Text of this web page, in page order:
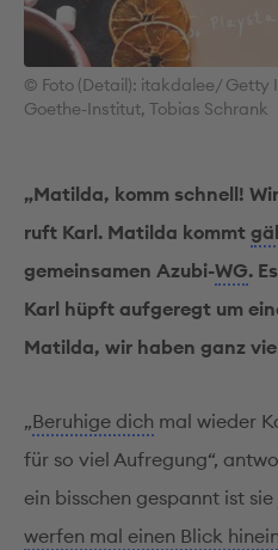
© Foto (Detail): itakdalee/ Getty
Goethe-Institut, Tobias Schrank
„Matilda, komm schnell!
ruft Karl. Matilda kommt
gemeinsamen Azubi-WG.
Karl hüpft aufgeregt um
Matilda, wir haben ganz
„Beruhige dich mal wieder
für so viel Aufregung“,
ein bisschen gespannt ist
werfen mal einen Blick